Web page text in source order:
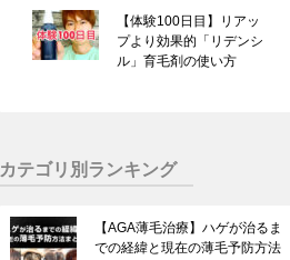
【体験100日目】リアッ
プより効果的「リデンシ
ル」育毛剤の使い方
カテゴリ別ランキング
【AGA薄毛治療】ハゲが治るま
での経緯と現在の薄毛予防方法